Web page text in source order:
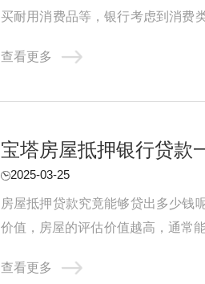
买耐用消费品等，银行考虑到消费
查看更多
宝塔房屋抵押银行贷款
2025-03-25
房屋抵押贷款究竟能够贷出多少钱
价值，房屋的评估价值越高，通常
查看更多